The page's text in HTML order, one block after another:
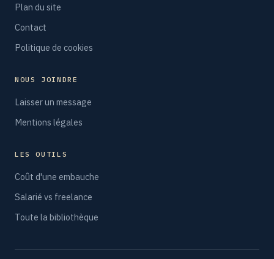
Plan du site
Contact
Politique de cookies
NOUS JOINDRE
Laisser un message
Mentions légales
LES OUTILS
Coût d'une embauche
Salarié vs freelance
Toute la bibliothèque